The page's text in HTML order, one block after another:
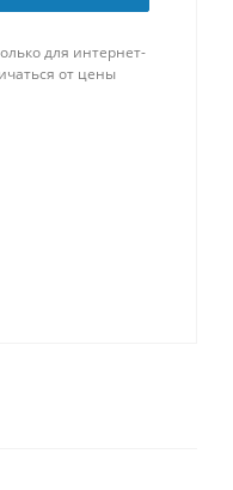
для интернет-
от цены